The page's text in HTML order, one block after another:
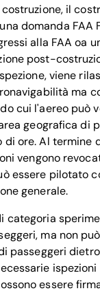
il
domanda FAA
alla FAA oa
post-
viene
ma
cui l'aereo può
geografica di
di ore. Al termine
vengono
essere pilotato
generale.
categoria
ma non
passeggeri
essere